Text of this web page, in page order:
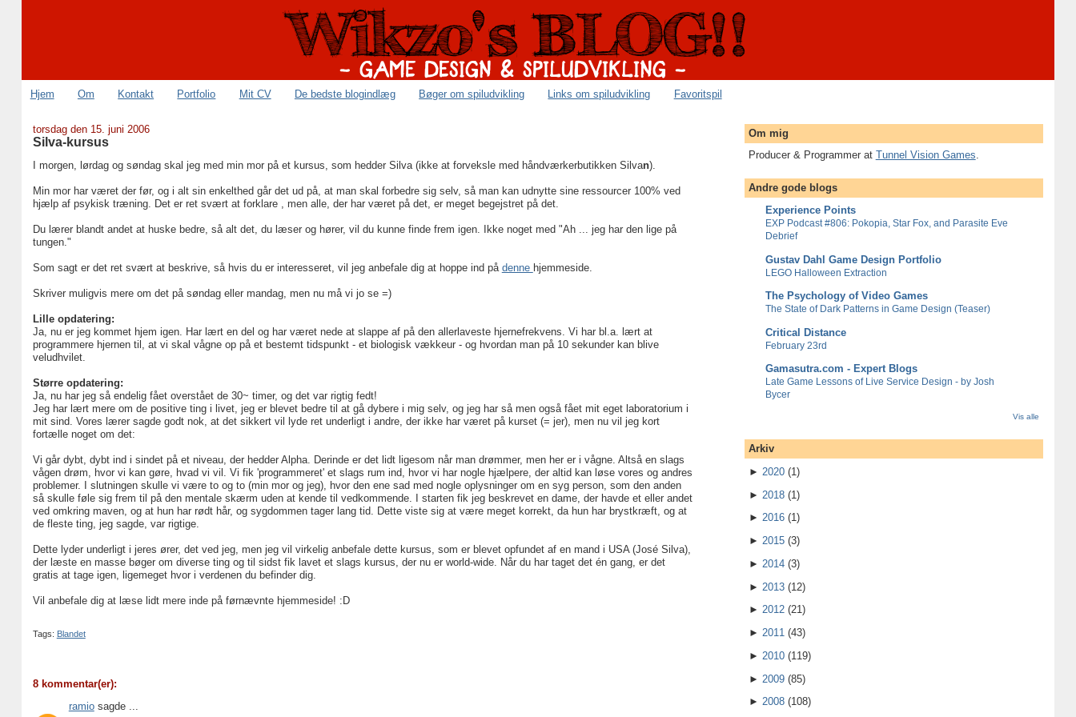
Hjem Om Kontakt Portfolio Mit CV De bedste blogindlæg Bøger om spiludvikling Links om spiludvikling Favoritspil
torsdag den 15. juni 2006
Silva-kursus
I morgen, lørdag og søndag skal jeg med min mor på et kursus, som hedder Silva (ikke at forveksle med håndværkerbutikken Silvan).
Min mor har været der før, og i alt sin enkelthed går det ud på, at man skal forbedre sig selv, så man kan udnytte sine ressourcer 100% ved
hjælp af psykisk træning. Det er ret svært at forklare , men alle, der har været på det, er meget begejstret på det.
Du lærer blandt andet at huske bedre, så alt det, du læser og hører, vil du kunne finde frem igen. Ikke noget med "Ah ... jeg har den lige på
tungen."
Som sagt er det ret svært at beskrive, så hvis du er interesseret, vil jeg anbefale dig at hoppe ind på denne hjemmeside.
Skriver muligvis mere om det på søndag eller mandag, men nu må vi jo se =)
Lille opdatering:
Ja, nu er jeg kommet hjem igen. Har lært en del og har været nede at slappe af på den allerlaveste hjernefrekvens. Vi har bl.a. lært at
programmere hjernen til, at vi skal vågne op på et bestemt tidspunkt - et biologisk vækkeur - og hvordan man på 10 sekunder kan blive
veludhvilet.
Større opdatering:
Ja, nu har jeg så endelig fået overstået de 30~ timer, og det var rigtig fedt!
Jeg har lært mere om de positive ting i livet, jeg er blevet bedre til at gå dybere i mig selv, og jeg har så men også fået mit eget laboratorium i
mit sind. Vores lærer sagde godt nok, at det sikkert vil lyde ret underligt i andre, der ikke har været på kurset (= jer), men nu vil jeg kort
fortælle noget om det:
Vi går dybt, dybt ind i sindet på et niveau, der hedder Alpha. Derinde er det lidt ligesom når man drømmer, men her er i vågne. Altså en slags
vågen drøm, hvor vi kan gøre, hvad vi vil. Vi fik 'programmeret' et slags rum ind, hvor vi har nogle hjælpere, der altid kan løse vores og andres
problemer. I slutningen skulle vi være to og to (min mor og jeg), hvor den ene sad med nogle oplysninger om en syg person, som den anden
så skulle føle sig frem til på den mentale skærm uden at kende til vedkommende. I starten fik jeg beskrevet en dame, der havde et eller andet
ved omkring maven, og at hun har rødt hår, og sygdommen tager lang tid. Dette viste sig at være meget korrekt, da hun har brystkræft, og at
de fleste ting, jeg sagde, var rigtige.
Dette lyder underligt i jeres ører, det ved jeg, men jeg vil virkelig anbefale dette kursus, som er blevet opfundet af en mand i USA (José Silva),
der læste en masse bøger om diverse ting og til sidst fik lavet et slags kursus, der nu er world-wide. Når du har taget det én gang, er det
gratis at tage igen, ligemeget hvor i verdenen du befinder dig.
Vil anbefale dig at læse lidt mere inde på førnævnte hjemmeside! :D
Tags: Blandet
8 kommentar(er):
ramiosagde ...
Om mig
Producer & Programmer at Tunnel Vision Games
Andre gode blogs
Experience Points
EXP Podcast #806: Pokopia, Star Fox, and Parasite Eve
Debrief
Gustav Dahl Game Design Portfolio
LEGO Halloween Extraction
The Psychology of Video Games
The State of Dark Patterns in Game Design (Teaser)
Critical Distance
February 23rd
Gamasutra.com - Expert Blogs
Late Game Lessons of Live Service Design - by Josh
Bycer
Vis alle
Arkiv
► 2020 (1)
► 2018 (1)
► 2016 (1)
► 2015 (3)
► 2014 (3)
► 2013 (12)
► 2012 (21)
► 2011 (43)
► 2010 (119)
► 2009 (85)
► 2008 (108)